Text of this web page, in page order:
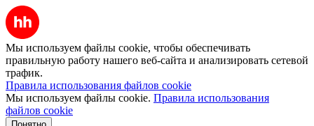
Мы используем файлы cookie, чтобы обеспечивать
правильную работу нашего веб-сайта и анализировать сетевой
трафик.
Правила использования файлов cookie
Мы используем файлы cookie. Правила использования
файлов cookie